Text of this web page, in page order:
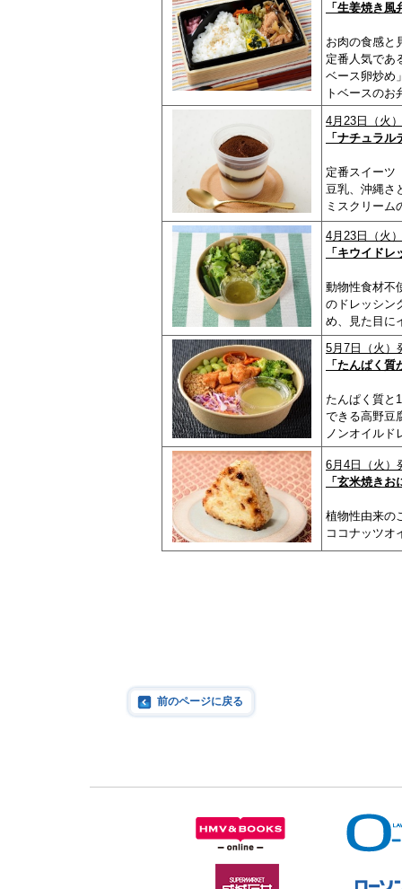
「生姜焼き
お肉の食感と
定番人気であ
ベース卵炒め
トベースのお
4月23日（火
「ナチュラ
定番スイーツ
豆乳、沖縄さ
ミスクリーム
4月23日（火
「キウイド
動物性食材不
のドレッシン
め、見た目に
5月7日（火）
「たんぱく
たんぱく質と
できる高野豆
ノンオイルド
6月4日（火）
「玄米焼き
植物性由来の
ココナッツオ
前のページに戻る